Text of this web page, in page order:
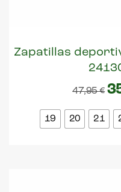
Zapatillas
47,95€
19 20 21